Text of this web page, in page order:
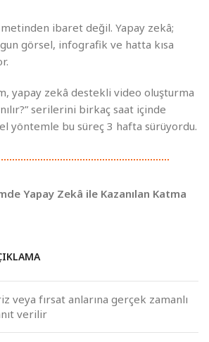
ibaret değil. Yapay zekâ;
görsel, infografik ve hatta kısa
yapay zekâ destekli video oluşturma
serilerini birkaç saat içinde
yöntemle bu süreç 3 hafta sürüyordu.
Yapay Zekâ ile Kazanılan Katma
veya fırsat anlarına gerçek zamanlı
verilir